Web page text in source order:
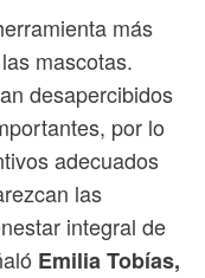
más
mascotas.
desapercibidos
por lo
adecuados
las
integral de
Emilia Tobías,